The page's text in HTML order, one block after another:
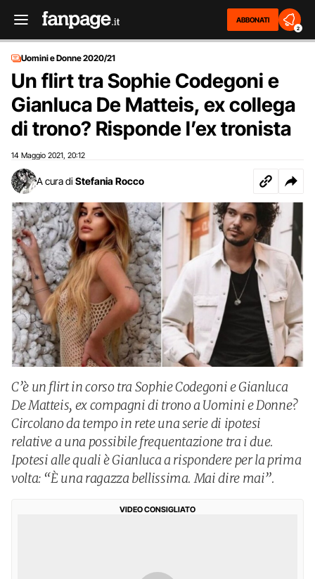
ABBONATI
2
Uomini e Donne 2020/21
Un flirt tra Sophie Codegoni e
Gianluca De Matteis, ex collega
di trono? Risponde l’ex tronista
14 Maggio 2021 20:12
A cura di Stefania Rocco
C’è un flirt in corso tra Sophie Codegoni e Gianluca
De Matteis, ex compagni di trono a Uomini e Donne?
Circolano da tempo in rete una serie di ipotesi
relative a una possibile frequentazione tra i due.
Ipotesi alle quali è Gianluca a rispondere per la prima
volta: “È una ragazza bellissima. Mai dire mai”.
VIDEO CONSIGLIATO